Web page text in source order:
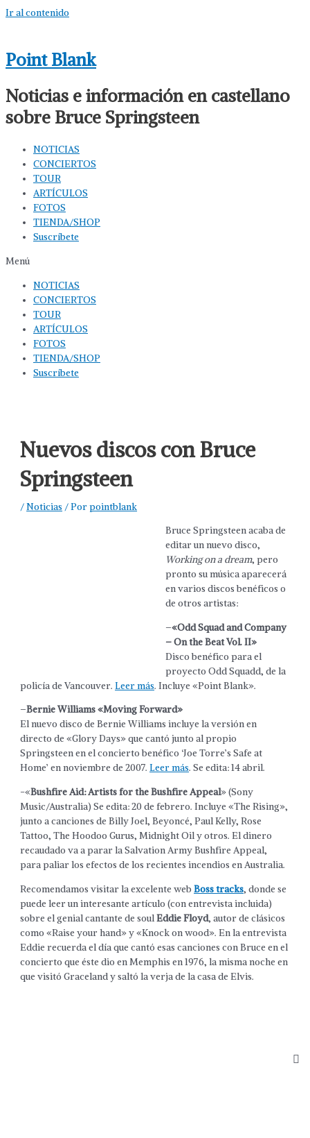
Ir al contenido
Point Blank
Noticias e información en castellano
sobre Bruce Springsteen
NOTICIAS
CONCIERTOS
TOUR
ARTÍCULOS
FOTOS
TIENDA/SHOP
Suscríbete
Menú
NOTICIAS
CONCIERTOS
TOUR
ARTÍCULOS
FOTOS
TIENDA/SHOP
Suscríbete
Nuevos discos con Bruce
Springsteen
/Noticias / Porpointblank
Bruce Springsteen acaba de
editar un nuevo disco,
Working on a dream, pero
pronto su música aparecerá
en varios discos benéficos o
de otros artistas:
–«Odd Squad and Company
– On the Beat Vol. II»
Disco benéfico para el
proyecto Odd Squadd, de la
policía de Vancouver.Leer más. Incluye «Point Blank».
–Bernie Williams «Moving Forward»
El nuevo disco de Bernie Williams incluye la versión en
directo de «Glory Days» que cantó junto al propio
Springsteen en el concierto benéfico ‘Joe Torre’s Safe at
Home’ en noviembre de 2007.Leer más. Se edita: 14 abril.
-«Bushfire Aid: Artists for the Bushfire Appeal» (Sony
Music/Australia) Se edita: 20 de febrero. Incluye «The Rising»,
junto a canciones de Billy Joel, Beyoncé, Paul Kelly, Rose
Tattoo, The Hoodoo Gurus, Midnight Oil y otros. El dinero
recaudado va a parar la Salvation Army Bushfire Appeal,
para paliar los efectos de los recientes incendios en Australia.
Recomendamos visitar la excelente webBoss tracks, donde se
puede leer un interesante artículo (con entrevista incluida)
sobre el genial cantante de soulEddie Floyd, autor de clásicos
como «Raise your hand» y «Knock on wood». En la entrevista
Eddie recuerda el día que cantó esas canciones con Bruce en el
concierto que éste dio en Memphis en 1976, la misma noche en
que visitó Graceland y saltó la verja de la casa de Elvis.